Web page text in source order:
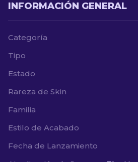
INFORMACIÓN GENERAL
Categoría
Tipo
Estado
Rareza de Skin
Familia
Estilo de Acabado
Fecha de Lanzamiento